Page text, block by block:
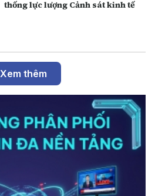
thống lực lượng Cảnh sát kinh tế
Xem thêm